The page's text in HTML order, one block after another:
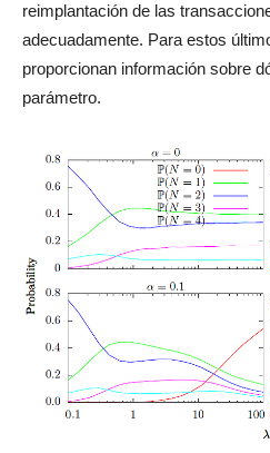
reimplantación de las
adecuadamente. Para estos
proporcionan información sobre
parámetro.